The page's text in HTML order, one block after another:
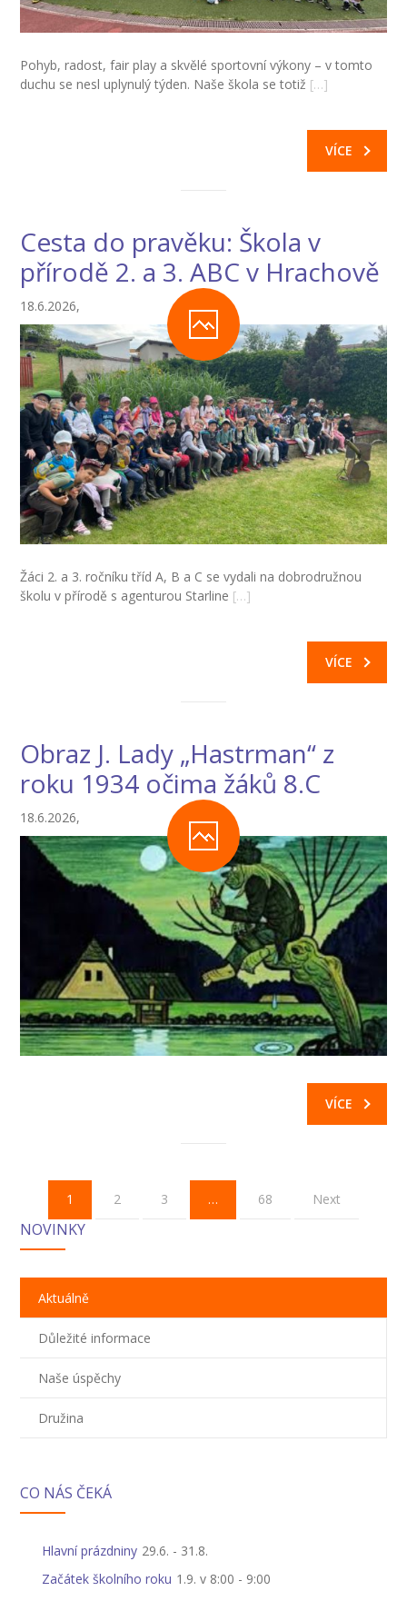
Pohyb, radost, fair play a skvělé sportovní výkony – v tomto
duchu se nesl uplynulý týden. Naše škola se totiž […]
VÍCE
Cesta do pravěku: Škola v
přírodě 2. a 3. ABC v Hrachově
18.6.2026,
Žáci 2. a 3. ročníku tříd A, B a C se vydali na dobrodružnou
školu v přírodě s agenturou Starline […]
VÍCE
Obraz J. Lady „Hastrman“ z
roku 1934 očima žáků 8.C
18.6.2026,
VÍCE
1 2 3 … 68 Next
NOVINKY
Aktuálně
Důležité informace
Naše úspěchy
Družina
CO NÁS ČEKÁ
Hlavní prázdniny 29.6. - 31.8.
Začátek školního roku 1.9. v 8:00 - 9:00